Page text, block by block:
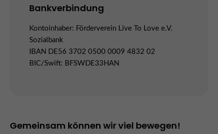
Bankverbindung
Kontoinhaber: Förderverein Live To Love e.V.
Sozialbank
IBAN DE56 3702 0500 0009 4832 02
BIC/Swift: BFSWDE33HAN
Gemeinsam können wir viel bewegen!